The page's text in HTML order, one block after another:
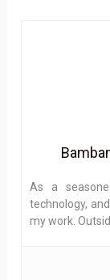
As a
technology,
my work.